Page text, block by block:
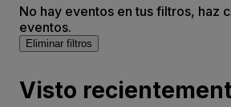
No hay eventos en tus filtros, haz
eventos.
Eliminar filtros
Visto